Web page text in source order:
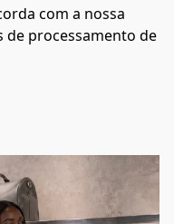
com a nossa
de processamento de